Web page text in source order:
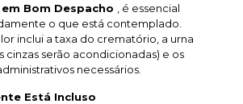
Bom Despacho
, é essencial
o que está contemplado.
inclui a taxa do crematório, a urna
cinzas serão acondicionadas) e os
necessários.
Está Incluso